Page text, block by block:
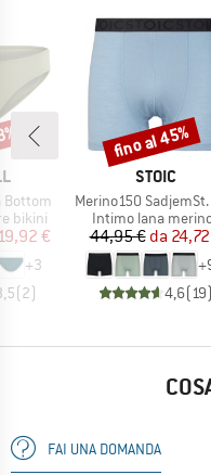
Bottom
bikini
ridotto
€
+3
(2)
MARCHIO
STOIC
Articolo
Merino150 SadjemSt. Boxer
Gruppo di prodotti
Intimo lana
Prezzo
44,95 € Prezzo
da
+
4,6(19)
Sconto
fino al 45%
FAI UNA DOMANDA